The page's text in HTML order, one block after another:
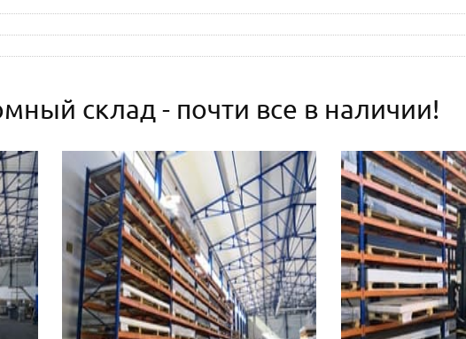
склад - почти все в наличии!